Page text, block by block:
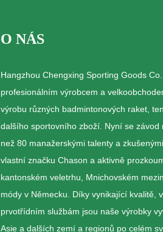
O NÁS
Hangzhou Chengxing Sporting Goods
profesionálním výrobcem a
výrobu různých badmintonových raket,
dalšího sportovního zboží. Nyní se
než 80 manažerskými talenty a
vlastní značku Chason a aktivně
kantonském veletrhu, Mnichovském
módy v Německu. Díky vynikající kvalitě,
prvotřídním službám jsou naše výrobky
Asie a dalších zemí a regionů po celém